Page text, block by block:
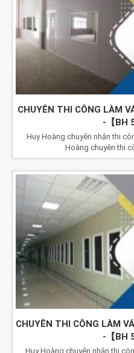
CHUYÊN THI CÔNG LÀM
-【BH
Huy Hoàng chuyên nhận thi
Hoàng chuyên thi
CHUYÊN THI CÔNG LÀM
-【BH
Huy Hoàng chuyên nhận thi